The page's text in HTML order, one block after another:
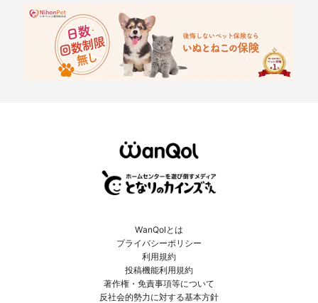
WanQolとは
プライバシーポリシー
利用規約
投稿機能利用規約
著作権・免責事項等について
反社会的勢力に対する基本方針